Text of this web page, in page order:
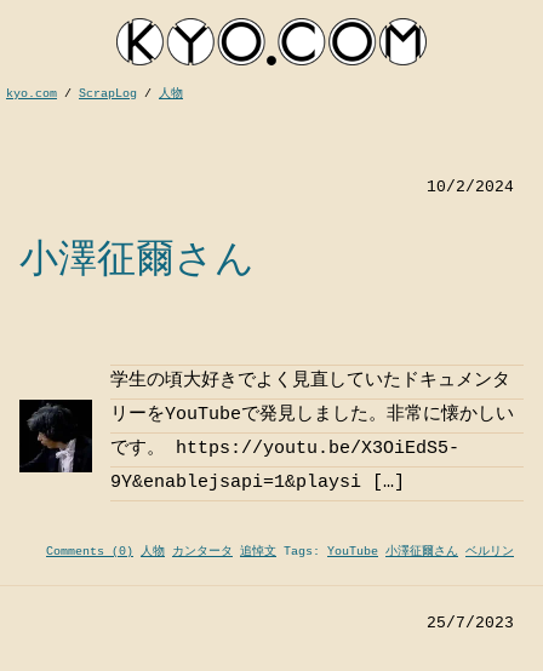
kyocom
kyo.com / ScrapLog / 人物
10/2/2024
小澤征爾さん
学生の頃大好きでよく見直していたドキュメンタ
リーをYouTubeで発見しました。非常に懐かしい
です。 https://youtu.be/X3OiEdS5-
9Y&enablejsapi=1&playsi […]
Comments (0) 人物 カンタータ 追悼文 Tags: YouTube 小澤征爾さん ベルリン
25/7/2023